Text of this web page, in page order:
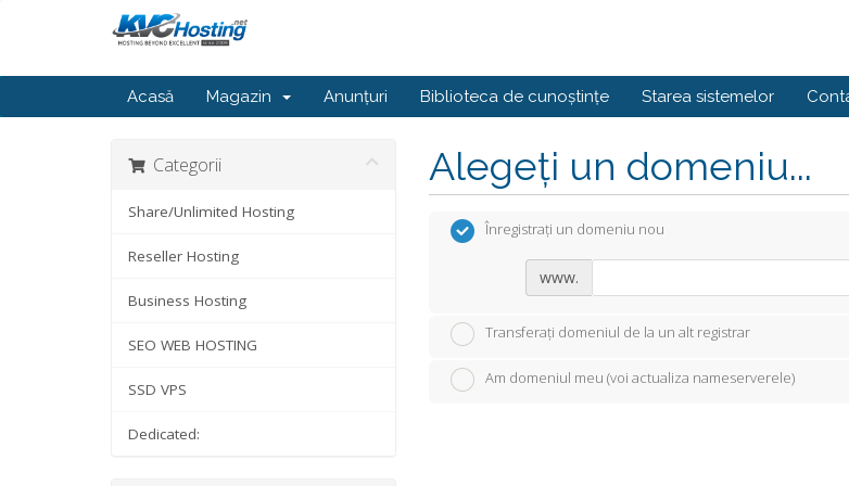
Acasă Magazin Anunțuri Biblioteca de cunoștințe Starea sistemelor
Categorii
Share/Unlimited Hosting
Reseller Hosting
Business Hosting
SEO WEB HOSTING
SSD VPS
Dedicated:
Alegeți un domeniu...
Înregistrați un domeniu nou
www.
Transferați domeniul de la un alt registrar
Am domeniul meu (voi actualiza nameserverele)